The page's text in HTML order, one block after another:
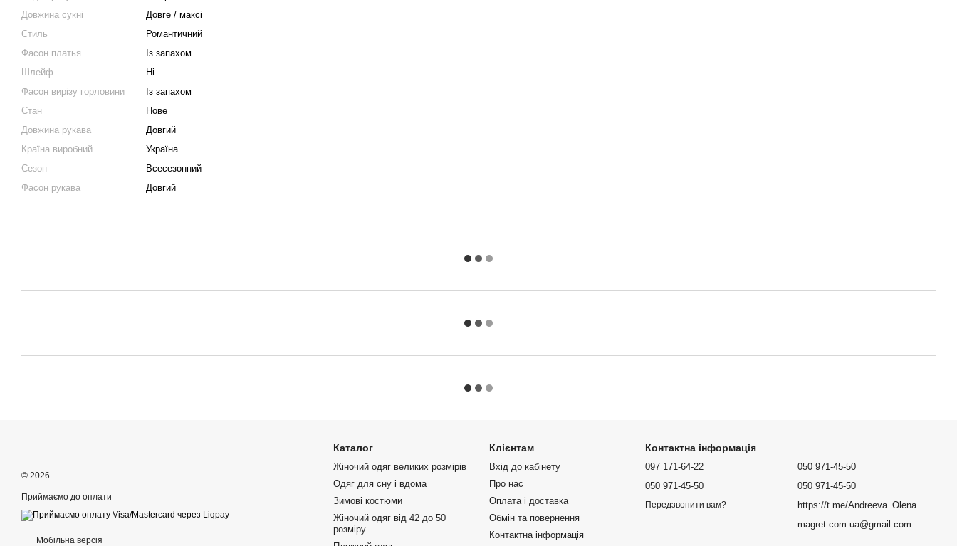
Довжина сукні
Довге / максі
Стиль
Романтичний
Фасон платья
Із запахом
Шлейф
Ні
Фасон вирізу горловини
Із запахом
Стан
Нове
Довжина рукава
Довгий
Країна виробний
Україна
Сезон
Всесезонний
Фасон рукава
Довгий
© 2026
Приймаємо до оплати
Мобільна версія
Каталог
Жіночий одяг великих розмірів
Одяг для сну і вдома
Зимові костюми
Жіночий одяг від 42 до 50
розміру
Клієнтам
Вхід до кабінету
Про нас
Оплата і доставка
Обмін та повернення
Контактна інформація
Контактна інформація
097 171-64-22
050 971-45-50
Передзвонити вам?
050 971-45-50
050 971-45-50
https://t.me/Andreeva_Olena
magret.com.ua@gmail.com